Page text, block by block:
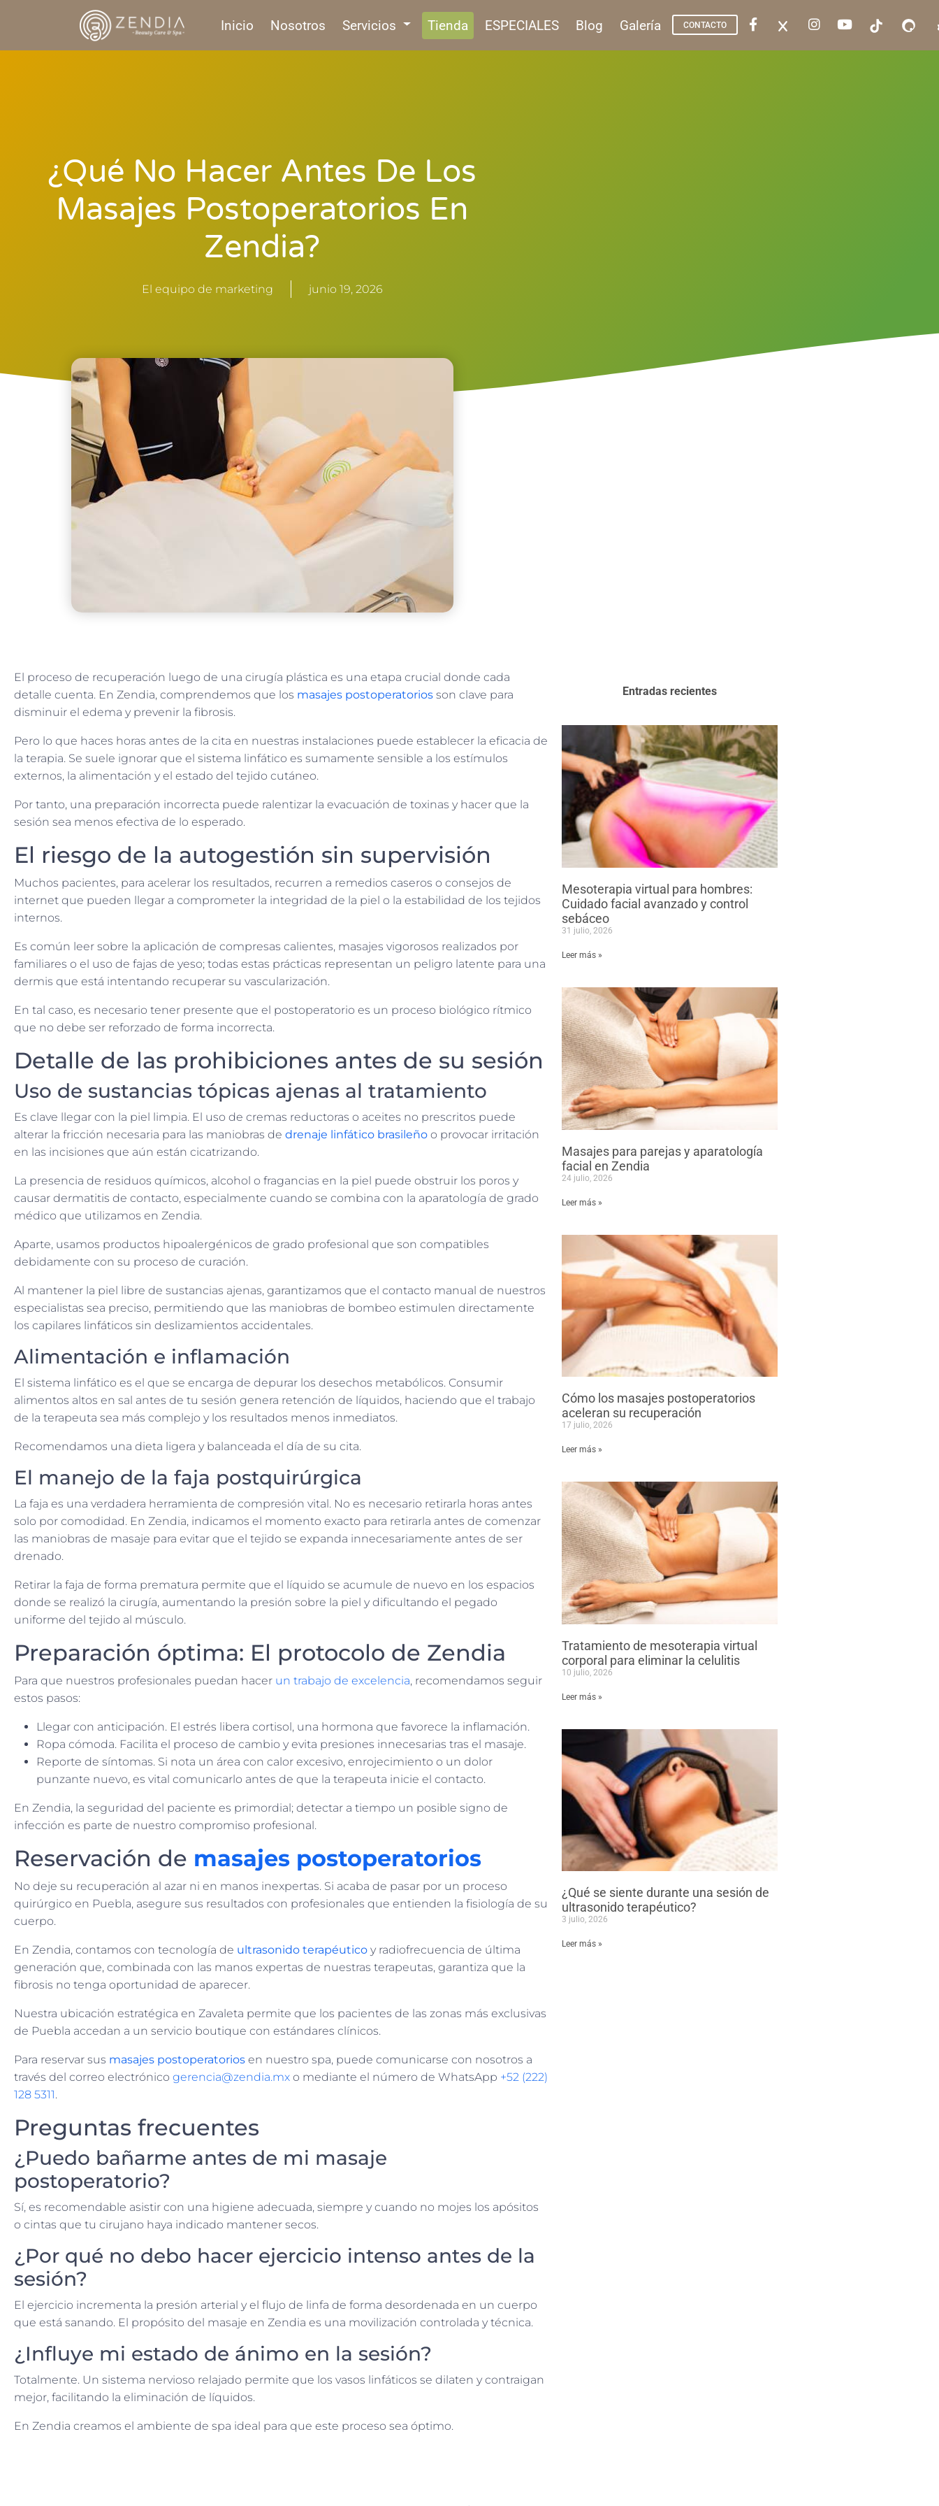
Inicio Nosotros Servicios Tienda ESPECIALES Blog Galería CONTACTO
¿Qué No Hacer Antes De Los
Masajes Postoperatorios En
Zendia?
El equipo de marketing junio 19, 2026
El proceso de recuperación luego de una cirugía plástica es una etapa crucial donde cada
detalle cuenta. En Zendia, comprendemos que los masajes postoperatorios son clave para
disminuir el edema y prevenir la fibrosis.
Pero lo que haces horas antes de la cita en nuestras instalaciones puede establecer la eficacia de
la terapia. Se suele ignorar que el sistema linfático es sumamente sensible a los estímulos
externos, la alimentación y el estado del tejido cutáneo.
Por tanto, una preparación incorrecta puede ralentizar la evacuación de toxinas y hacer que la
sesión sea menos efectiva de lo esperado.
El riesgo de la autogestión sin supervisión
Muchos pacientes, para acelerar los resultados, recurren a remedios caseros o consejos de
internet que pueden llegar a comprometer la integridad de la piel o la estabilidad de los tejidos
internos.
Es común leer sobre la aplicación de compresas calientes, masajes vigorosos realizados por
familiares o el uso de fajas de yeso; todas estas prácticas representan un peligro latente para una
dermis que está intentando recuperar su vascularización.
En tal caso, es necesario tener presente que el postoperatorio es un proceso biológico rítmico
que no debe ser reforzado de forma incorrecta.
Detalle de las prohibiciones antes de su sesión
Uso de sustancias tópicas ajenas al tratamiento
Es clave llegar con la piel limpia. El uso de cremas reductoras o aceites no prescritos puede
alterar la fricción necesaria para las maniobras de drenaje linfático brasileño o provocar irritación
en las incisiones que aún están cicatrizando.
La presencia de residuos químicos, alcohol o fragancias en la piel puede obstruir los poros y
causar dermatitis de contacto, especialmente cuando se combina con la aparatología de grado
médico que utilizamos en Zendia.
Aparte, usamos productos hipoalergénicos de grado profesional que son compatibles
debidamente con su proceso de curación.
Al mantener la piel libre de sustancias ajenas, garantizamos que el contacto manual de nuestros
especialistas sea preciso, permitiendo que las maniobras de bombeo estimulen directamente
los capilares linfáticos sin deslizamientos accidentales.
Alimentación e inflamación
El sistema linfático es el que se encarga de depurar los desechos metabólicos. Consumir
alimentos altos en sal antes de tu sesión genera retención de líquidos, haciendo que el trabajo
de la terapeuta sea más complejo y los resultados menos inmediatos.
Recomendamos una dieta ligera y balanceada el día de su cita.
El manejo de la faja postquirúrgica
La faja es una verdadera herramienta de compresión vital. No es necesario retirarla horas antes
solo por comodidad. En Zendia, indicamos el momento exacto para retirarla antes de comenzar
las maniobras de masaje para evitar que el tejido se expanda innecesariamente antes de ser
drenado.
Retirar la faja de forma prematura permite que el líquido se acumule de nuevo en los espacios
donde se realizó la cirugía, aumentando la presión sobre la piel y dificultando el pegado
uniforme del tejido al músculo.
Preparación óptima: El protocolo de Zendia
Para que nuestros profesionales puedan hacer un trabajo de excelencia, recomendamos seguir
estos pasos:
Llegar con anticipación. El estrés libera cortisol, una hormona que favorece la inflamación.
Ropa cómoda. Facilita el proceso de cambio y evita presiones innecesarias tras el masaje.
Reporte de síntomas. Si nota un área con calor excesivo, enrojecimiento o un dolor
punzante nuevo, es vital comunicarlo antes de que la terapeuta inicie el contacto.
En Zendia, la seguridad del paciente es primordial; detectar a tiempo un posible signo de
infección es parte de nuestro compromiso profesional.
Reservación de masajes postoperatorios
No deje su recuperación al azar ni en manos inexpertas. Si acaba de pasar por un proceso
quirúrgico en Puebla, asegure sus resultados con profesionales que entienden la fisiología de su
cuerpo.
En Zendia, contamos con tecnología de ultrasonido terapéutico y radiofrecuencia de última
generación que, combinada con las manos expertas de nuestras terapeutas, garantiza que la
fibrosis no tenga oportunidad de aparecer.
Nuestra ubicación estratégica en Zavaleta permite que los pacientes de las zonas más exclusivas
de Puebla accedan a un servicio boutique con estándares clínicos.
Para reservar sus masajes postoperatorios en nuestro spa, puede comunicarse con nosotros a
través del correo electrónico gerencia@zendia.mx o mediante el número de WhatsApp +52 (222)
128 5311.
Preguntas frecuentes
¿Puedo bañarme antes de mi masaje
postoperatorio?
Sí, es recomendable asistir con una higiene adecuada, siempre y cuando no mojes los apósitos
o cintas que tu cirujano haya indicado mantener secos.
¿Por qué no debo hacer ejercicio intenso antes de la
sesión?
El ejercicio incrementa la presión arterial y el flujo de linfa de forma desordenada en un cuerpo
que está sanando. El propósito del masaje en Zendia es una movilización controlada y técnica.
¿Influye mi estado de ánimo en la sesión?
Totalmente. Un sistema nervioso relajado permite que los vasos linfáticos se dilaten y contraigan
mejor, facilitando la eliminación de líquidos.
En Zendia creamos el ambiente de spa ideal para que este proceso sea óptimo.
Entradas recientes
Mesoterapia virtual para hombres:
Cuidado facial avanzado y control
sebáceo
31 julio, 2026
Leer más »
Masajes para parejas y aparatología
facial en Zendia
24 julio, 2026
Leer más »
Cómo los masajes postoperatorios
aceleran su recuperación
17 julio, 2026
Leer más »
Tratamiento de mesoterapia virtual
corporal para eliminar la celulitis
10 julio, 2026
Leer más »
¿Qué se siente durante una sesión de
ultrasonido terapéutico?
3 julio, 2026
Leer más »